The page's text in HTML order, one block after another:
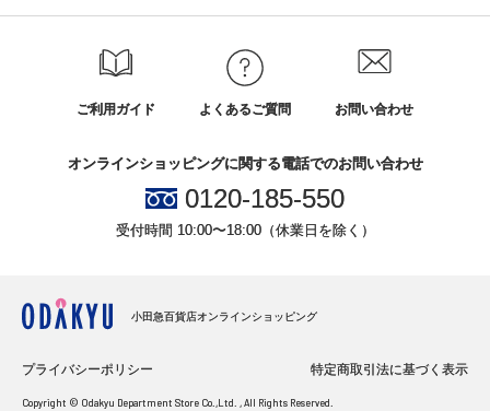
ご利用ガイド よくあるご質問 お問い合わせ
オンラインショッピングに関する電話でのお問い合わせ
0120-185-550
受付時間 10:00〜18:00（休業日を除く）
小田急百貨店オンラインショッピング
プライバシーポリシー 特定商取引法に基づく表示
Copyright © Odakyu Department Store Co.,Ltd. , All Rights Reserved.